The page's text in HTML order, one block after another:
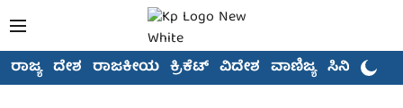
ರಾಜ್ಯ ದೇಶ ರಾಜಕೀಯ ಕ್ರಿಕೆಟ್ ವಿದೇಶ ವಾಣಿಜ್ಯ ಸಿನಿಮಾ